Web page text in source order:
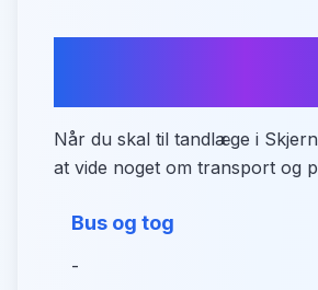
Når du skal til tandlæge i
at vide noget om transport og
Bus og tog
-